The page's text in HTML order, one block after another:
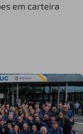
em carteira